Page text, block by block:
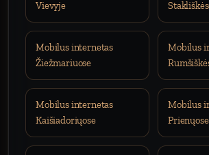
Vievyje
Mobilus internetas
Žiežmariuose
Mobilus
Mobilus internetas
Kaišiadoriųose
Mobilus
Prienųose